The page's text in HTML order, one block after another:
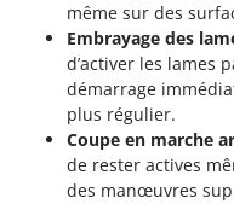
MOSA
MOVA
Mowox
MTD
même sur des
Embrayage des
d’activer les lames
démarrage
plus régulier.
Coupe en marche
de rester actives
des manœuvres